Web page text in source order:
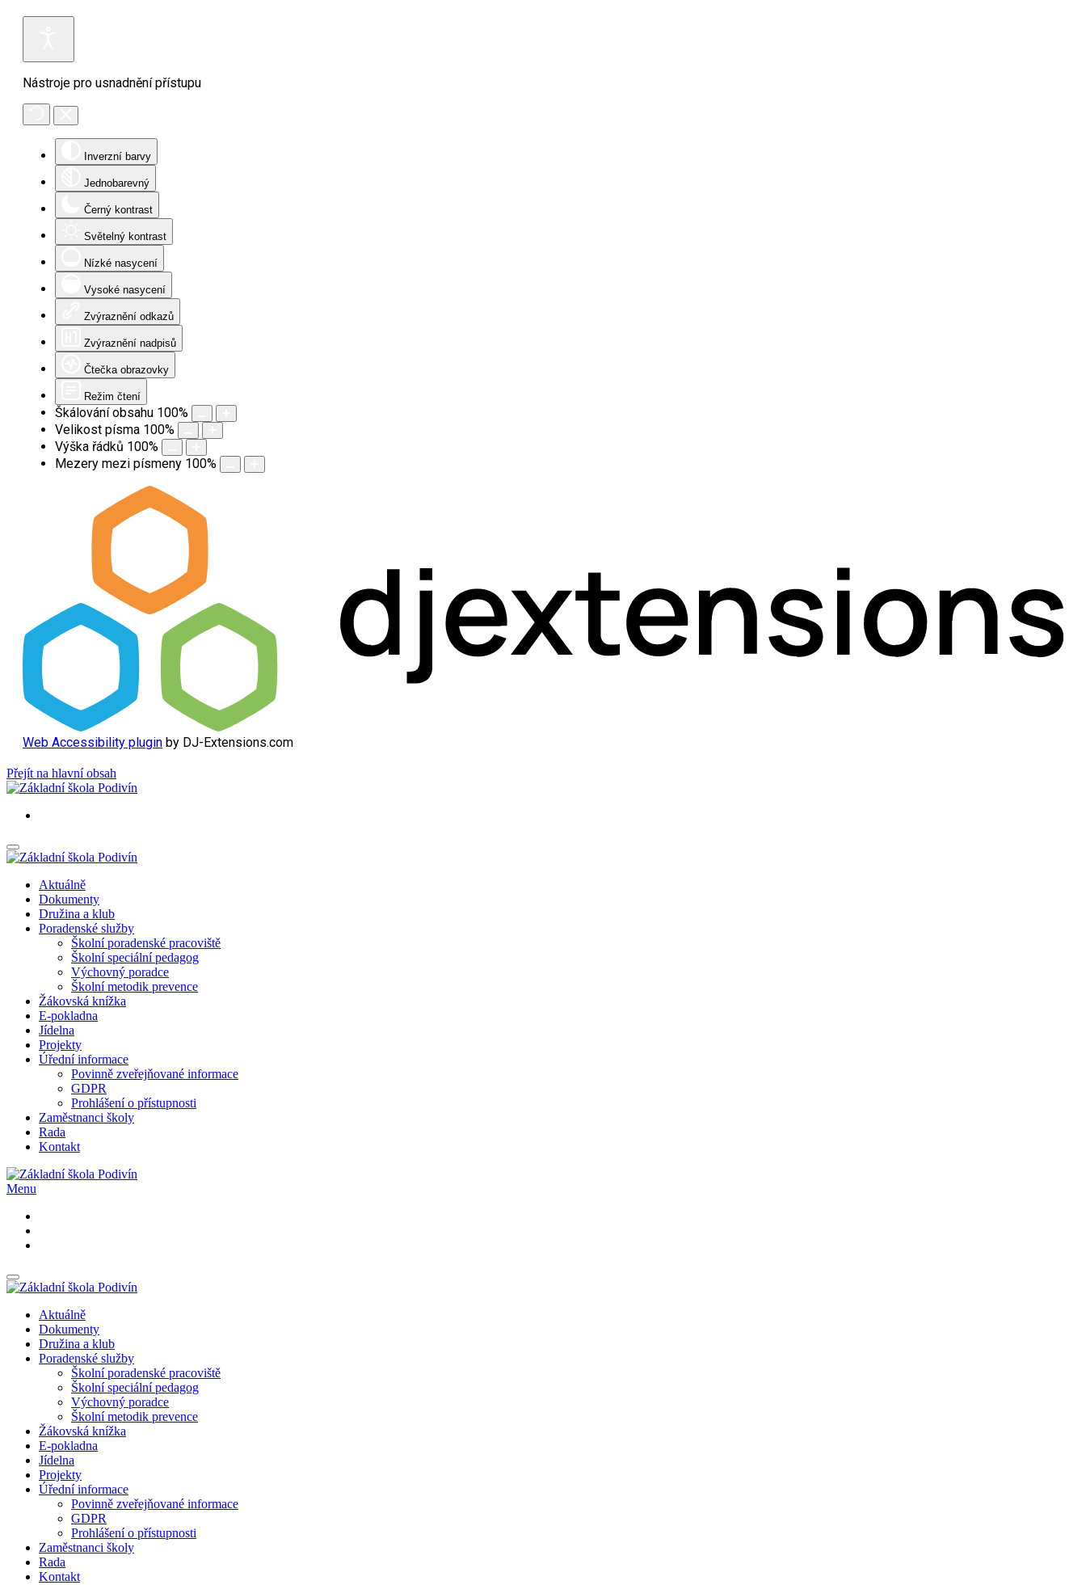
Nástroje pro usnadnění přístupu
Inverzní barvy
Jednobarevný
Černý kontrast
Světelný kontrast
Nízké nasycení
Vysoké nasycení
Zvýraznění odkazů
Zvýraznění nadpisů
Čtečka obrazovky
Režim čtení
Škálování obsahu 100%
Velikost písma 100%
Výška řádků 100%
Mezery mezi písmeny 100%
Web Accessibility plugin by DJ-Extensions.com
Přejít na hlavní obsah
Aktuálně
Dokumenty
Družina a klub
Poradenské služby
Školní poradenské pracoviště
Školní speciální pedagog
Výchovný poradce
Školní metodik prevence
Žákovská knížka
E-pokladna
Jídelna
Projekty
Úřední informace
Povinně zveřejňované informace
GDPR
Prohlášení o přístupnosti
Zaměstnanci školy
Rada
Kontakt
Menu
Aktuálně
Dokumenty
Družina a klub
Poradenské služby
Školní poradenské pracoviště
Školní speciální pedagog
Výchovný poradce
Školní metodik prevence
Žákovská knížka
E-pokladna
Jídelna
Projekty
Úřední informace
Povinně zveřejňované informace
GDPR
Prohlášení o přístupnosti
Zaměstnanci školy
Rada
Kontakt